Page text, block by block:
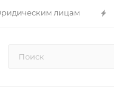
лицам